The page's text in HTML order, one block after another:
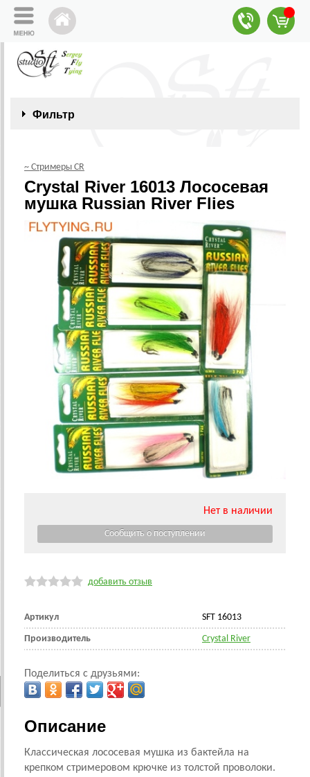
Фильтр
~ Стримеры CR
Crystal River 16013 Лососевая
мушка Russian River Flies
Нет в наличии
добавить отзыв
Артикул SFT 16013
Производитель Crystal River
Поделиться с друзьями:
Описание
Классическая лососевая мушка из бактейла на
крепком стримеровом крючке из толстой проволоки.